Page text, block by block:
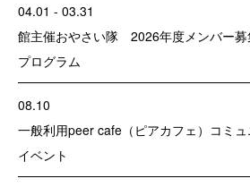
04.01 - 03.31
館主催おやさい隊 2026年度メンバー募
プログラム
08.10
一般利用peer cafe（ピアカフェ） コミ
イベント